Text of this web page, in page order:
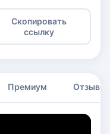
Скопировать
ссылку
Премиум Отзывы